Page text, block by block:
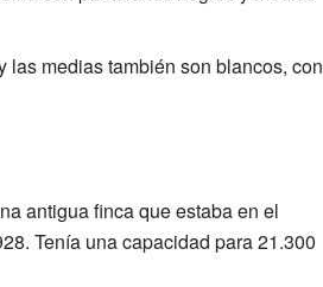
las medias también son blancos, con
antigua finca que estaba en el
Tenía una capacidad para 21.300